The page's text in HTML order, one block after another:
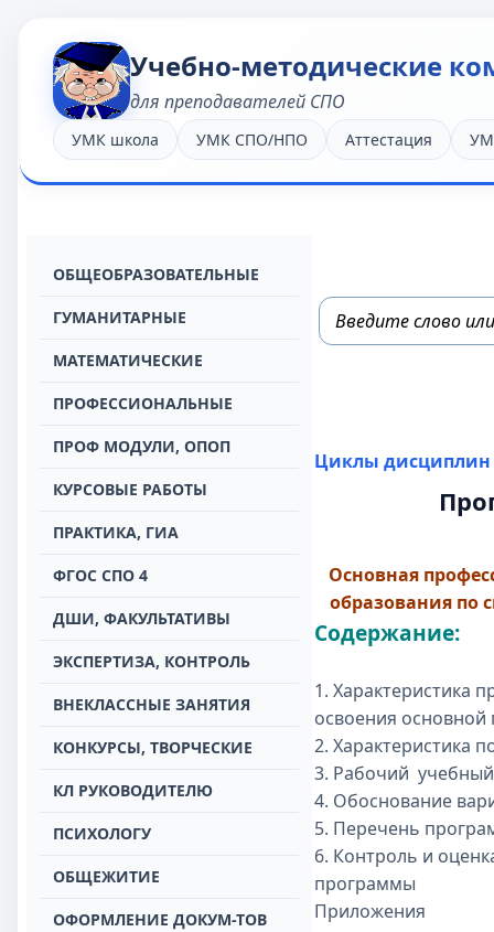
Учебно-методические
для преподавателей СПО
УМК школа УМК СПО/НПО Аттестация
OБЩЕОБРАЗОВАТЕЛЬНЫЕ
ГУМАНИТАРНЫЕ
МАТЕМАТИЧЕСКИЕ
ПРОФЕССИОНАЛЬНЫЕ
ПРОФ МОДУЛИ, ОПОП
КУРСОВЫЕ РАБОТЫ
ПРАКТИКА, ГИА
ФГОС СПО 4
ДШИ, ФАКУЛЬТАТИВЫ
ЭКСПЕРТИЗА, КОНТРОЛЬ
ВНЕКЛАССНЫЕ ЗАНЯТИЯ
КОНКУРСЫ, ТВОРЧЕСКИЕ
КЛ РУКОВОДИТЕЛЮ
ПСИХОЛОГУ
ОБЩЕЖИТИЕ
ОФОРМЛЕНИЕ ДОКУМ-ТОВ
Циклы дисциплин
Основная
образования по
Содержание:
1. Характеристика
освоения
2. Характеристика
3. Рабочий
4. Обоснование
5. Перечень
6. Контроль и
программы
Приложения